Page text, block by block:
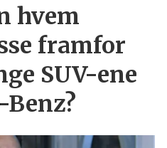
hvem
framfor
SUV-ene